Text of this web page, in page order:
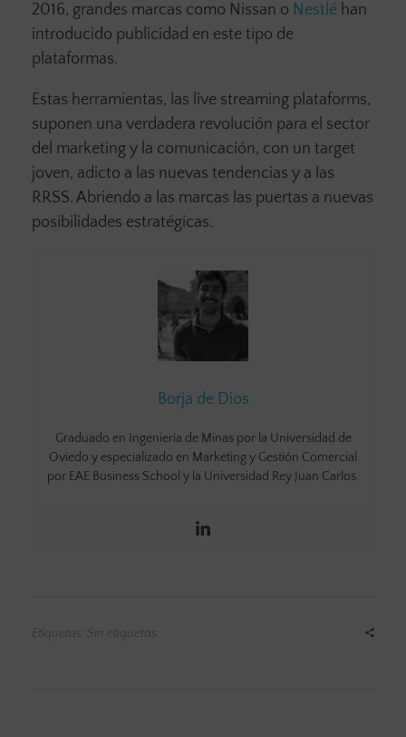
2016, grandes marcas como Nissan o Nestlé han
introducido publicidad en este tipo de
plataformas.
Estas herramientas, las live streaming plataforms,
suponen una verdadera revolución para el sector
del marketing y la comunicación, con un target
joven, adicto a las nuevas tendencias y a las
RRSS. Abriendo a las marcas las puertas a nuevas
posibilidades estratégicas.
Borja de Dios
Graduado en Ingeniería de Minas por la Universidad de
Oviedo y especializado en Marketing y Gestión Comercial
por EAE Business School y la Universidad Rey Juan Carlos.
Etiquetas: Sin etiquetas